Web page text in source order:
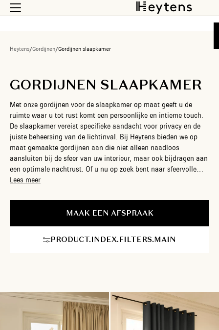
Heytens/Gordijnen/Gordijnen slaapkamer
GORDIJNEN SLAAPKAMER
Met onze gordijnen voor de slaapkamer op maat geeft u de
ruimte waar u tot rust komt een persoonlijke en intieme touch.
De slaapkamer vereist specifieke aandacht voor privacy en de
juiste beheersing van de lichtinval. Bij Heytens bieden we op
maat gemaakte gordijnen aan die niet alleen naadloos
aansluiten bij de sfeer van uw interieur, maar ook bijdragen aan
een optimale nachtrust. Of u nu op zoek bent naar sfeervolle
stoffen of naar verduisterende gordijnen om het ochtendlicht
rustplek. Onze interieuradviseurs staan voor u klaar om u te
helpen de ideale slaapkamergordijnen te kiezen, voor een warme
een expert meet uw ramen nauwkeurig op en onze
Lees meer
MAAK EEN AFSPRAAK
PRODUCT.INDEX.FILTERS.MAIN